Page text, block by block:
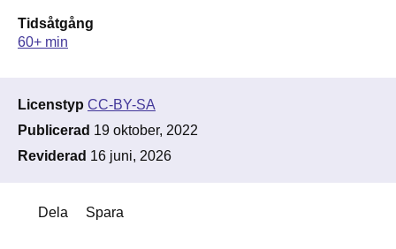
Tidsåtgång
60+ min
Licenstyp CC-BY-SA
Publicerad 19 oktober, 2022
Reviderad 16 juni, 2026
Dela Spara